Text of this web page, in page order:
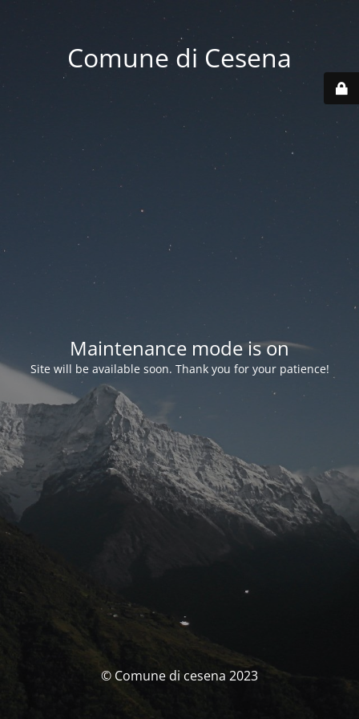
Comune di Cesena
Maintenance mode is on
Site will be available soon. Thank you for your patience!
© Comune di cesena 2023